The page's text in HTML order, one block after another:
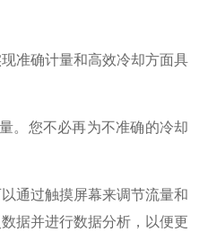
准确计量和高效冷却方面具
。您不必再为不准确的冷却
通过触摸屏幕来调节流量和
据并进行数据分析，以便更